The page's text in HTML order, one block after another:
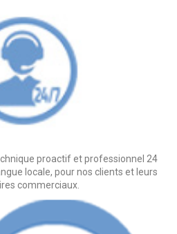
proactif et professionnel 24
locale, pour nos clients et leurs
commerciaux.